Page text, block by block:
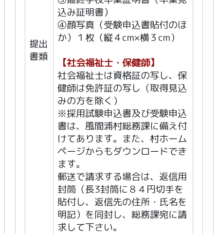
提出
書類
込み証明書）
④顔写真（受験申込書貼付のほ
か）１枚（縦４cm×横３cm）
【社会福祉士・保健師】
社会福祉士は資格証の写し、保
健師は免許証の写し（取得見込
みの方を除く）
※採用試験申込書及び受験申込
書は、風間浦村総務課に備え付
けてあります。また、村ホーム
ページからもダウンロードでき
ます。
郵送で請求する場合は、返信用
封筒（長3封筒に８４円切手を
貼付し、返信先の住所・氏名を
明記）を同封し、総務課宛に請
求して下さい。